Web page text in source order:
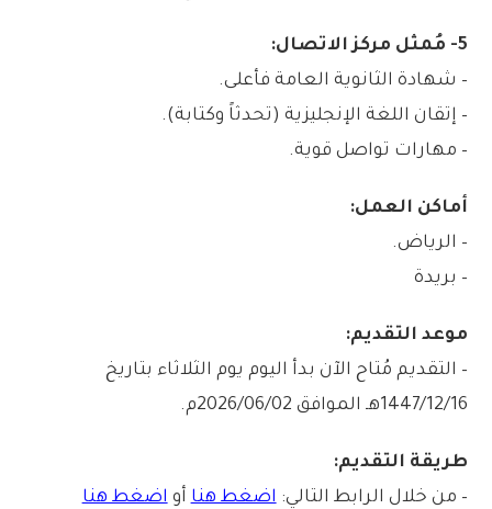
5- مُمثل مركز الاتصال:
– شهادة الثانوية العامة فأعلى.
– إتقان اللغة الإنجليزية (تحدثاً وكتابة).
– مهارات تواصل قوية.
أماكن العمل:
– الرياض.
– بريدة
موعد التقديم:
– التقديم مُتاح الآن بدأ اليوم يوم الثلاثاء بتاريخ
1447/12/16هـ الموافق 2026/06/02م.
طريقة التقديم:
– من خلال الرابط التالي: اضغط هنا أو اضغط هنا